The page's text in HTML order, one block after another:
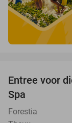
Entree voor
Spa
Forestia